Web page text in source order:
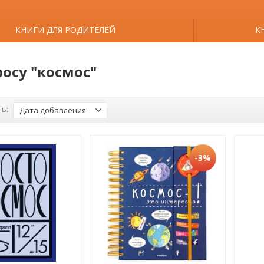
КНИГИ ДЛЯ РОДИТЕЛЕЙ
"космос"
Дата добавления
-3%